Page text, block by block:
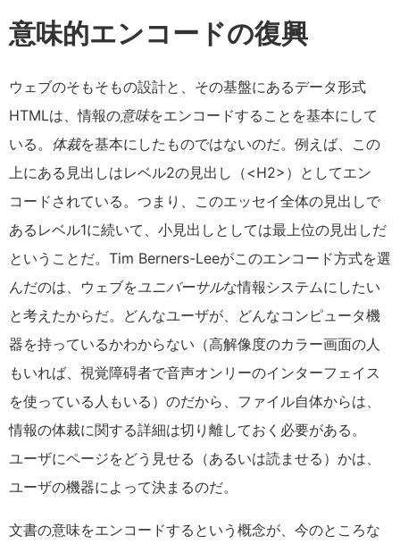
意味的エンコードの復興
ウェブのそもそもの設計と、その基盤にあるデータ形式
HTMLは、情報の意味をエンコードすることを基本にして
いる。 体裁を基本にしたものではないのだ。例えば、この
上にある見出しはレベル2の見出し（<H2>）としてエン
コードされている。つまり、このエッセイ全体の見出しで
あるレベル1に続いて、小見出しとしては最上位の見出しだ
ということだ。Tim Berners-Leeがこのエンコード方式を選
んだのは、ウェブをユニバーサルな情報システムにしたい
と考えたからだ。どんなユーザが、どんなコンピュータ機
器を持っているかわからない（高解像度のカラー画面の人
もいれば、視覚障碍者で音声オンリーのインターフェイス
を使っている人もいる）のだから、ファイル自体からは、
情報の体裁に関する詳細は切り離しておく必要がある。
ユーザにページをどう見せる（あるいは読ませる）かは、
ユーザの機器によって決まるのだ。
文書の意味をエンコードするという概念が、今のところな